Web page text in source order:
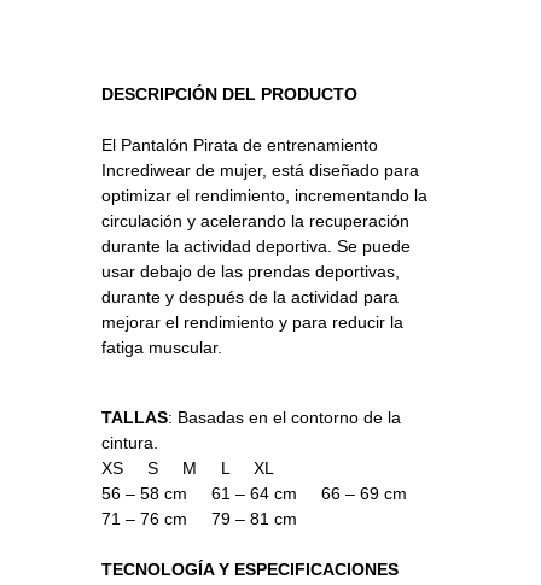
DESCRIPCIÓN DEL PRODUCTO
El Pantalón Pirata de entrenamiento
Incrediwear de mujer, está diseñado para
optimizar el rendimiento, incrementando la
circulación y acelerando la recuperación
durante la actividad deportiva. Se puede
usar debajo de las prendas deportivas,
durante y después de la actividad para
mejorar el rendimiento y para reducir la
fatiga muscular.
TALLAS: Basadas en el contorno de la
cintura.
XS S M L XL
56 – 58 cm 61 – 64 cm 66 – 69 cm
71 – 76 cm 79 – 81 cm
TECNOLOGÍA Y ESPECIFICACIONES